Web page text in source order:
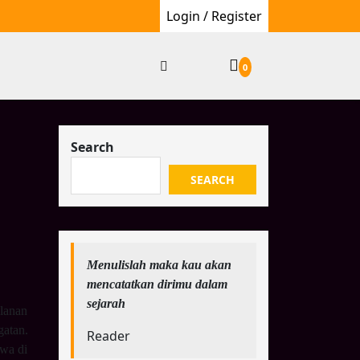
Login / Register
0
di
Search
SEARCH
Menulislah maka kau akan
mencatatkan dirimu dalam
sejarah
Reader